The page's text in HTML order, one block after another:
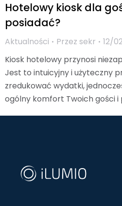
Hotelowy kiosk dla
posiadać?
Aktualności Przez sekr
12/
Kiosk hotelowy przynosi
Jest to intuicyjny i użyteczny
zredukować wydatki,
ogólny komfort Twoich gości i